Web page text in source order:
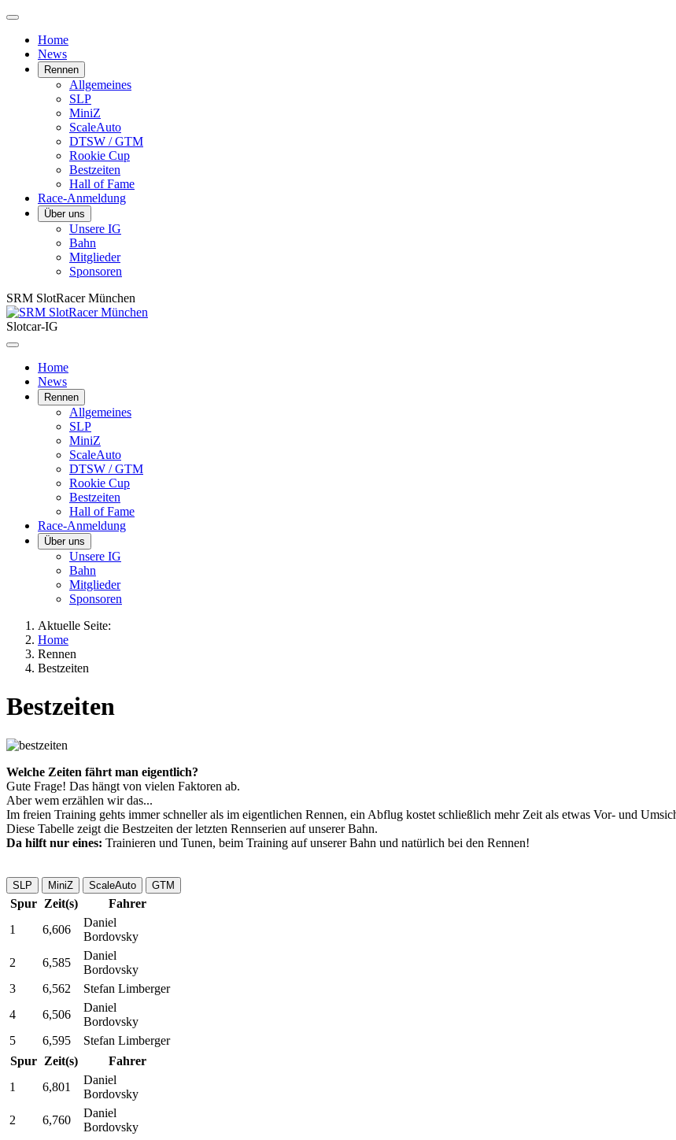
Home
News
Rennen
Allgemeines
SLP
MiniZ
ScaleAuto
DTSW / GTM
Rookie Cup
Bestzeiten
Hall of Fame
Race-Anmeldung
Über uns
Unsere IG
Bahn
Mitglieder
Sponsoren
SRM SlotRacer München
Slotcar-IG
Home
News
Rennen
Allgemeines
SLP
MiniZ
ScaleAuto
DTSW / GTM
Rookie Cup
Bestzeiten
Hall of Fame
Race-Anmeldung
Über uns
Unsere IG
Bahn
Mitglieder
Sponsoren
Aktuelle Seite:
Home
Rennen
Bestzeiten
Bestzeiten
Welche Zeiten fährt man eigentlich?
Gute Frage! Das hängt von vielen Faktoren ab.
Aber wem erzählen wir das...
Im freien Training gehts immer schneller als im eigentlichen Rennen, ein Abflug kostet schließlich mehr Zeit als etwas Vor- und
Diese Tabelle zeigt die Bestzeiten der letzten Rennserien auf unserer Bahn.
Da hilft nur eines: Trainieren und Tunen, beim Training auf unserer Bahn und natürlich bei den Rennen!
SLP MiniZ ScaleAuto GTM
Spur Zeit(s)
Fahrer
1
6,606
Daniel
Bordovsky
2
6,585
Daniel
Bordovsky
3
6,562
Stefan Limberger
4
6,506
Daniel
Bordovsky
5
6,595
Stefan Limberger
Spur Zeit(s)
Fahrer
1
6,801
Daniel
Bordovsky
2
6,760
Daniel
Bordovsky